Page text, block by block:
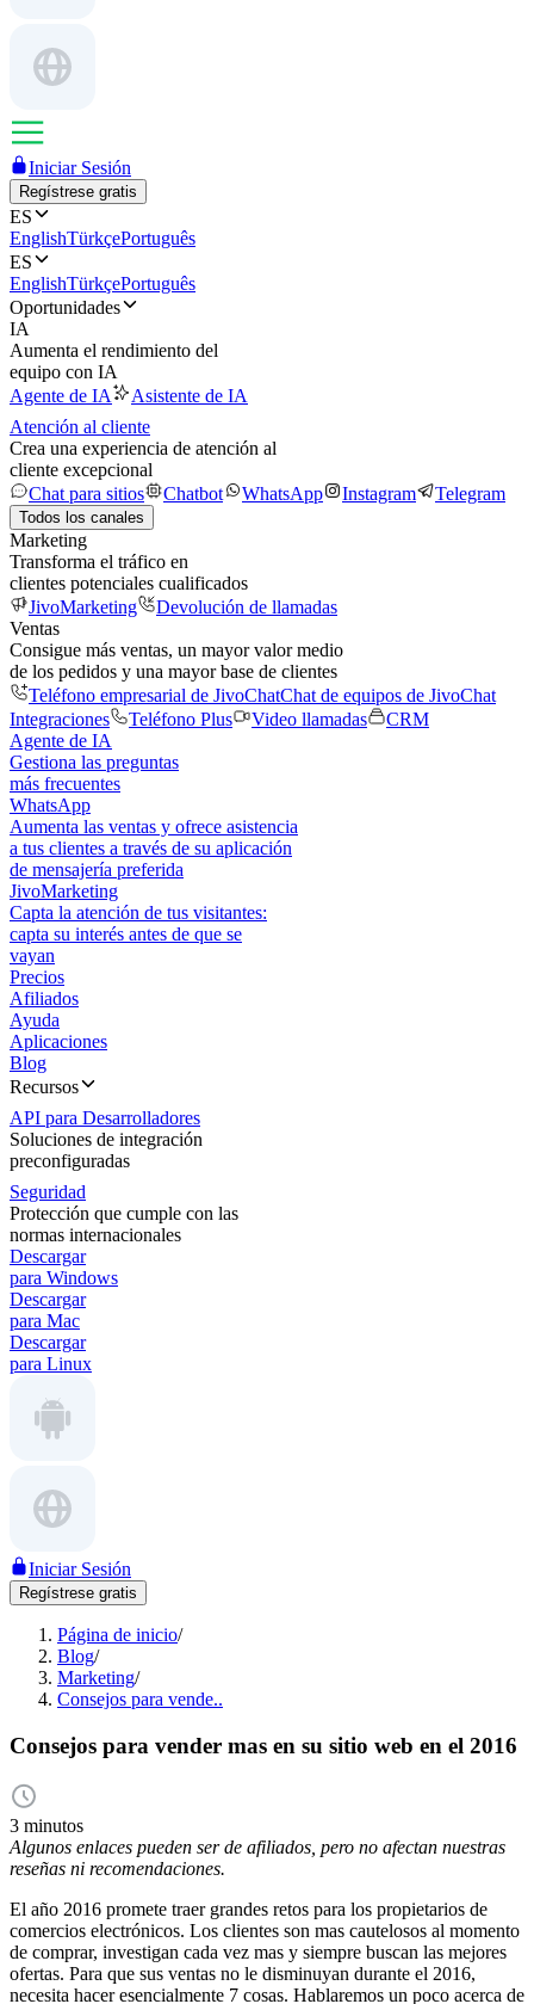
Iniciar Sesión
Regístrese gratis
ES
EnglishTürkçePortuguês
ES
EnglishTürkçePortuguês
Oportunidades
IA
Aumenta el rendimiento del
equipo con IA
Agente de IA
Asistente de IA
Atención al cliente
Crea una experiencia de atención al
cliente excepcional
Chat para sitios
Chatbot WhatsApp Instagram Telegram
Todos los canales
Marketing
Transforma el tráfico en
clientes potenciales cualificados
JivoMarketing
Devolución de llamadas
Ventas
Consigue más ventas, un mayor valor medio
de los pedidos y una mayor base de clientes
Teléfono empresarial de JivoChatChat de equipos de JivoChat
Integraciones
Teléfono Plus Video llamadas
CRM
Agente de IA
Gestiona las preguntas
más frecuentes
WhatsApp
Aumenta las ventas y ofrece asistencia
a tus clientes a través de su aplicación
de mensajería preferida
JivoMarketing
Capta la atención de tus visitantes:
capta su interés antes de que se
vayan
Precios
Afiliados
Ayuda
Aplicaciones
Blog
Recursos
API para Desarrolladores
Soluciones de integración
preconfiguradas
Seguridad
Protección que cumple con las
normas internacionales
Descargar
para Windows
Descargar
para Mac
Descargar
para Linux
Iniciar Sesión
Regístrese gratis
Página de inicio/
Blog/
Marketing/
Consejos para vende..
Consejos para vender mas en su sitio web en el 2016
3 minutos
Algunos enlaces pueden ser de afiliados, pero no afectan nuestras
reseñas ni recomendaciones.
El año 2016 promete traer grandes retos para los propietarios de
comercios electrónicos. Los clientes son mas cautelosos al momento
de comprar, investigan cada vez mas y siempre buscan las mejores
ofertas. Para que sus ventas no le disminuyan durante el 2016,
necesita hacer esencialmente 7 cosas. Hablaremos un poco acerca de